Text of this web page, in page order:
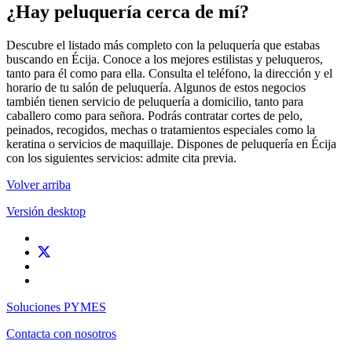
¿Hay peluquería cerca de mí?
Descubre el listado más completo con la peluquería que estabas
buscando en Écija. Conoce a los mejores estilistas y peluqueros,
tanto para él como para ella. Consulta el teléfono, la dirección y el
horario de tu salón de peluquería. Algunos de estos negocios
también tienen servicio de peluquería a domicilio, tanto para
caballero como para señora. Podrás contratar cortes de pelo,
peinados, recogidos, mechas o tratamientos especiales como la
keratina o servicios de maquillaje. Dispones de peluquería en Écija
con los siguientes servicios: admite cita previa.
Volver arriba
Versión desktop
Soluciones PYMES
Contacta con nosotros